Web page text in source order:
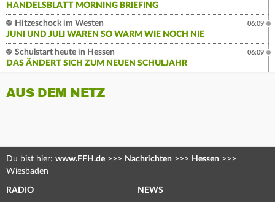
HANDELSBLATT MORNING BRIEFING
Hitzeschock im Westen
JUNI UND JULI WAREN SO WARM WIE NOCH NIE
06:09
Schulstart heute in Hessen
DAS ÄNDERT SICH ZUM NEUEN SCHULJAHR
06:09
AUS DEM NETZ
Du bist hier: www.FFH.de >>> Nachrichten >>> Hessen >>>
Wiesbaden
RADIO NEWS